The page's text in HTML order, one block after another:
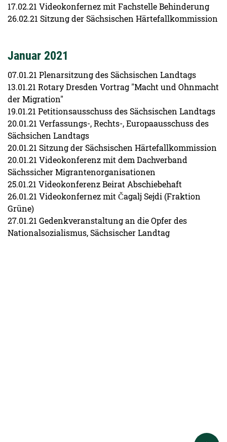
17.02.21 Videokonfernez mit Fachstelle Behinderung
26.02.21 Sitzung der Sächsischen Härtefallkommission
Januar 2021
07.01.21 Plenarsitzung des Sächsischen Landtags
13.01.21 Rotary Dresden Vortrag "Macht und Ohnmacht
der Migration"
19.01.21 Petitionsausschuss des Sächsischen Landtags
20.01.21 Verfassungs-, Rechts-, Europaausschuss des
Sächsichen Landtags
20.01.21 Sitzung der Sächsischen Härtefallkommission
20.01.21 Videokonferenz mit dem Dachverband
Sächssicher Migrantenorganisationen
25.01.21 Videokonferenz Beirat Abschiebehaft
26.01.21 Videokonfernez mit Čagalj Sejdi (Fraktion
Grüne)
27.01.21 Gedenkveranstaltung an die Opfer des
Nationalsozialismus, Sächsischer Landtag